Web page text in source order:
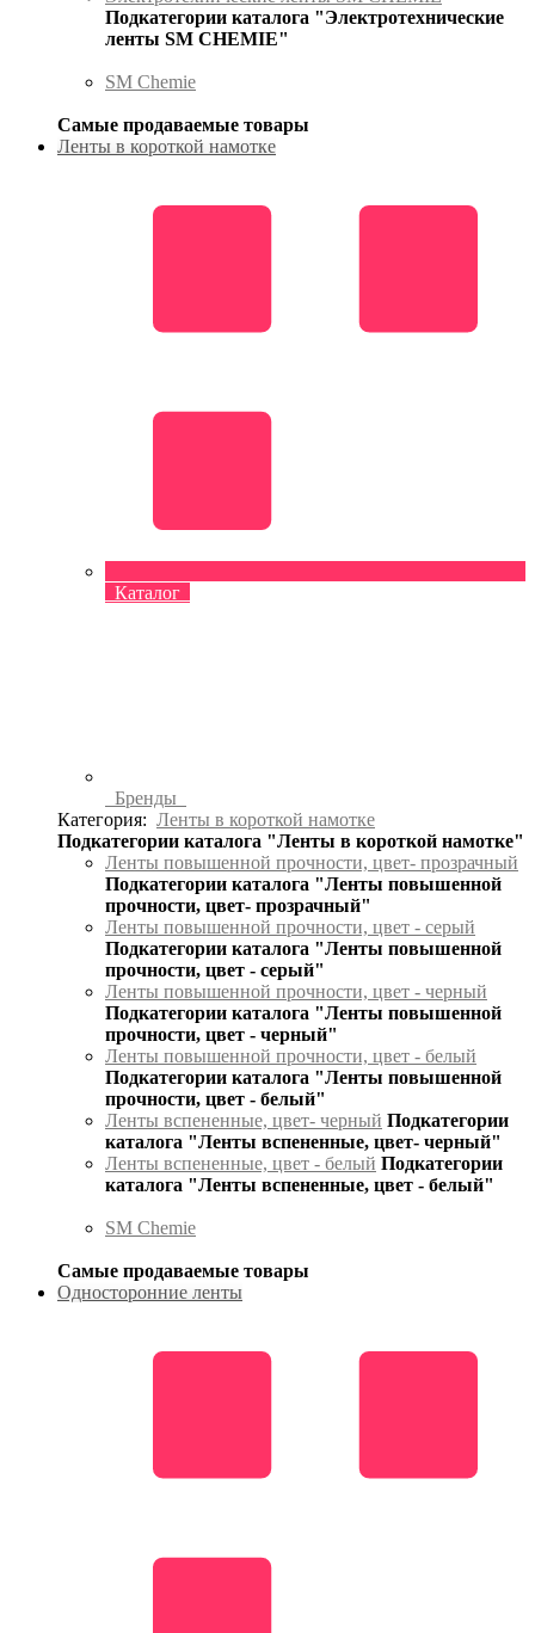
Подкатегории каталога "Электротехнические
ленты SM CHEMIE"
SM Chemie
Самые продаваемые товары
Ленты в короткой намотке
Каталог
Бренды
Категория: Ленты в короткой намотке
Подкатегории каталога "Ленты в короткой намотке"
Ленты повышенной прочности, цвет- прозрачный
Подкатегории каталога "Ленты повышенной
прочности, цвет- прозрачный"
Ленты повышенной прочности, цвет - серый
Подкатегории каталога "Ленты повышенной
прочности, цвет - серый"
Ленты повышенной прочности, цвет - черный
Подкатегории каталога "Ленты повышенной
прочности, цвет - черный"
Ленты повышенной прочности, цвет - белый
Подкатегории каталога "Ленты повышенной
прочности, цвет - белый"
Ленты вспененные, цвет- черный Подкатегории
каталога "Ленты вспененные, цвет- черный"
Ленты вспененные, цвет - белый Подкатегории
каталога "Ленты вспененные, цвет - белый"
SM Chemie
Самые продаваемые товары
Односторонние ленты